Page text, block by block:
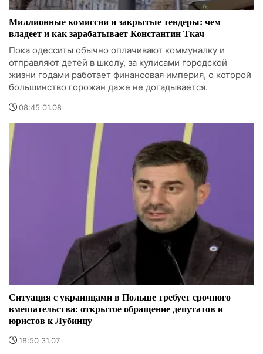
Миллионные комиссии и закрытые тендеры: чем
владеет и как зарабатывает Константин Ткач
Пока одесситы обычно оплачивают коммуналку и
отправляют детей в школу, за кулисами городской
жизни годами работает финансовая империя, о которой
большинство горожан даже не догадывается.
08:45 01.08
Ситуация с украинцами в Польше требует срочного
вмешательства: открытое обращение депутатов и
юристов к Лубинцу
18:50 31.07